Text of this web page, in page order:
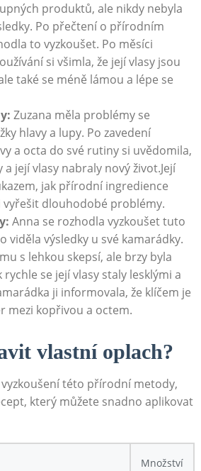
produktů, ale nikdy nebyla
Po⁤ přečtení o přírodním
to ⁤vyzkoušet. Po měsíci
si všimla, ‍že její vlasy jsou
také⁢ se méně lámou a lépe⁤ se
Zuzana‌ měla​ problémy se ​
hlavy‌ a lupy. Po zavedení⁢
a octa do své​ rutiny ‌si uvědomila,
a její vlasy ⁢nabraly ⁤nový život.Její
jak přírodní ingredience
dlouhodobé problémy.
Anna se rozhodla vyzkoušet tuto
viděla​ výsledky ⁤u své kamarádky.
s lehkou‌ skepsí, ale​ brzy byla
rychle ‍se její⁣ vlasy staly ⁢lesklými a
ji informovala, že⁣ klíčem je
mezi kopřivou a octem.
vlastní ‌oplach?
této přírodní metody,
který můžete snadno aplikovat
Množství